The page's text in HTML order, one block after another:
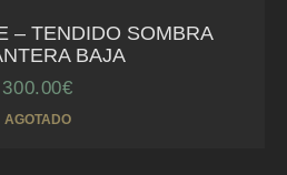
– TENDIDO SOMBRA
BAJA
300.00€
AGOTADO